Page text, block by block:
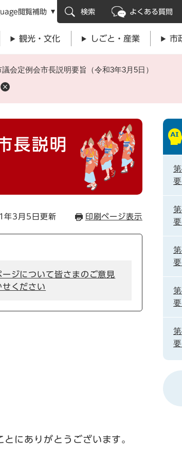
メニューを飛ばして本文へ
閲覧補助 検索 よくある質問
観光・文化 しごと・産業 市
会定例会市長説明要旨（令和3年3月5日）
長説明
年3月5日更新 印刷ページ表示
ージについて皆さまのご意見
せください
にありがとうございます。